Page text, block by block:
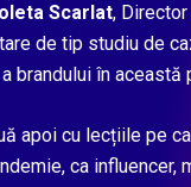
Scarlat,
de tip studiu de
brandului în această
apoi cu lecțiile pe
ca influencer,